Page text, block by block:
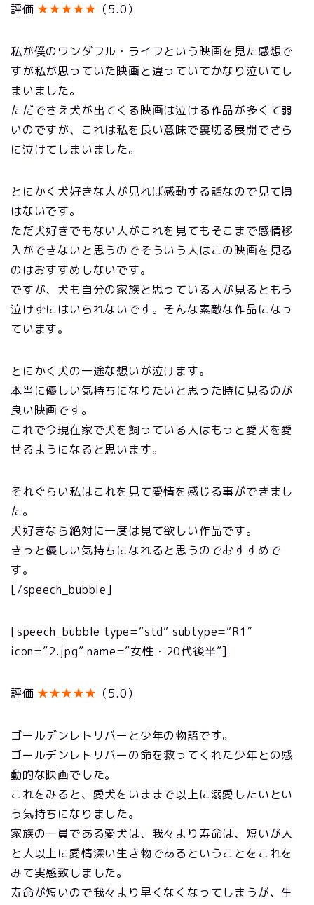
評価 ★★★★★ （5.0）
私が僕のワンダフル・ライフという映画を見た感想で
すが私が思っていた映画と違っていてかなり泣いてし
まいました。
ただでさえ犬が出てくる映画は泣ける作品が多くて弱
いのですが、これは私を良い意味で裏切る展開でさら
に泣けてしまいました。
とにかく犬好きな人が見れば感動する話なので見て損
はないです。
ただ犬好きでもない人がこれを見てもそこまで感情移
入ができないと思うのでそういう人はこの映画を見る
のはおすすめしないです。
ですが、犬も自分の家族と思っている人が見るともう
泣けずにはいられないです。そんな素敵な作品になっ
ています。
とにかく犬の一途な想いが泣けます。
本当に優しい気持ちになりたいと思った時に見るのが
良い映画です。
これで今現在家で犬を飼っている人はもっと愛犬を愛
せるようになると思います。
それぐらい私はこれを見て愛情を感じる事ができまし
た。
犬好きなら絶対に一度は見て欲しい作品です。
きっと優しい気持ちになれると思うのでおすすめで
す。
[/speech_bubble]
[speech_bubble type=”std” subtype=”R1″
icon=”2.jpg” name=”女性・20代後半”]
評価 ★★★★★ （5.0）
ゴールデンレトリバーと少年の物語です。
ゴールデンレトリバーの命を救ってくれた少年との感
動的な映画でした。
これをみると、愛犬をいままで以上に溺愛したいとい
う気持ちになりました。
家族の一員である愛犬は、我々より寿命は、短いが人
と人以上に愛情深い生き物であるということをこれを
みて実感致しました。
寿命が短いので我々より早くなくなってしまうが、生